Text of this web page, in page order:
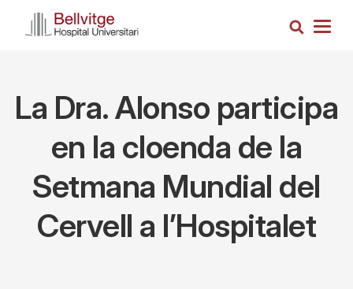
Search
La Dra. Alonso participa
en la cloenda de la
Setmana Mundial del
Cervell a l’Hospitalet